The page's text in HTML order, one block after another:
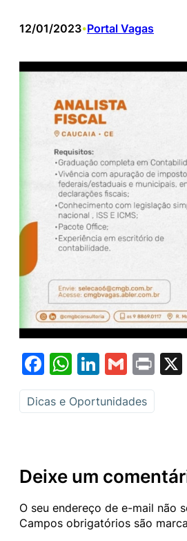
12/01/2023•Portal Vagas
Facebook
WhatsApp
LinkedIn
Gmail
Dicas e Oportunidades
Deixe um
O seu endereço de e-mail não
Campos obrigatórios são